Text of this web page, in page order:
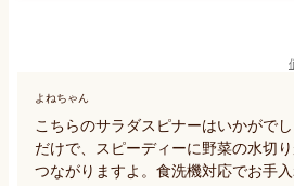
よねちゃん
こちらのサラダスピナーはいかがで
だけで、スピーディーに野菜の水切
つながりますよ。食洗機対応でお手入